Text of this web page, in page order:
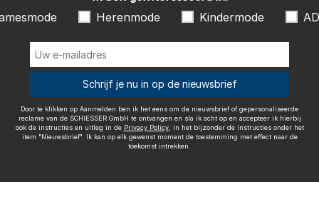
Herenmode
ADIDAS
Door te klikken op Aanmelden ben ik het eens om de nieuwsbrief of
gepersonaliseerde reclame van de SCHIESSER GmbH te ontvangen en
sla ik acht op en accepteer ik hierbij ook de instructies en uitleg in de
, in het bijzonder de instructies onder het item
effect naar de toekomst intrekken.
Wij bezorgen met
Herenmode Kindermode
Schrijf je nu in op de nieuwsbrief
Door te klikken op Aanmelden ben ik het eens om de nieuwsbrief of gepersonaliseerde
reclame van de SCHIESSER GmbH te ontvangen en sla ik acht op en accepteer ik hierbij
ook de instructies en uitleg in de Privacy Policy, in het bijzonder de instructies onder het
item "Nieuwsbrief". Ik kan op elk gewenst moment de toestemming met effect naar de
toekomst intrekken.